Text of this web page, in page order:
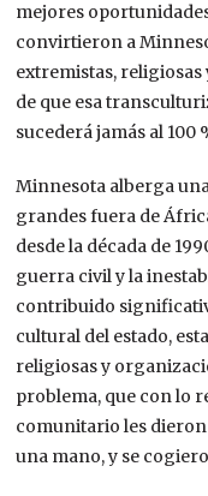
mejores
convirtieron a
extremistas,
de que esa
sucederá jamás al 100
Minnesota alberga
grandes fuera de
desde la década de
guerra civil y la
contribuido
cultural del estado,
religiosas y
problema, que con lo
comunitario les
una mano, y se